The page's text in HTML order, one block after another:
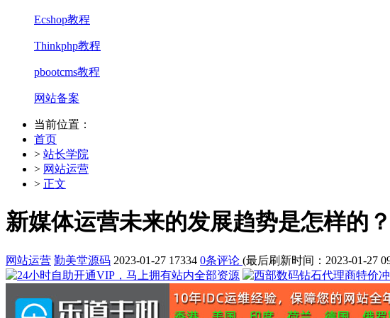
Ecshop教程
Thinkphp教程
pbootcms教程
网站备案
当前位置：
首页
> 站长学院
> 网站运营
> 正文
新媒体运营未来的发展趋势是怎样的？
网站运营 勤美堂源码 2023-01-27 17334 0条评论 (最后刷新时间：2023-01-27